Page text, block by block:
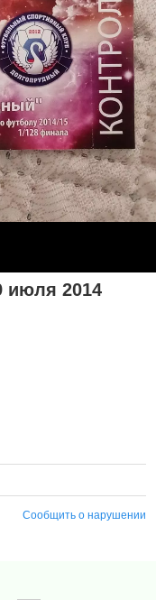
июля 2014
Сообщить о нарушении